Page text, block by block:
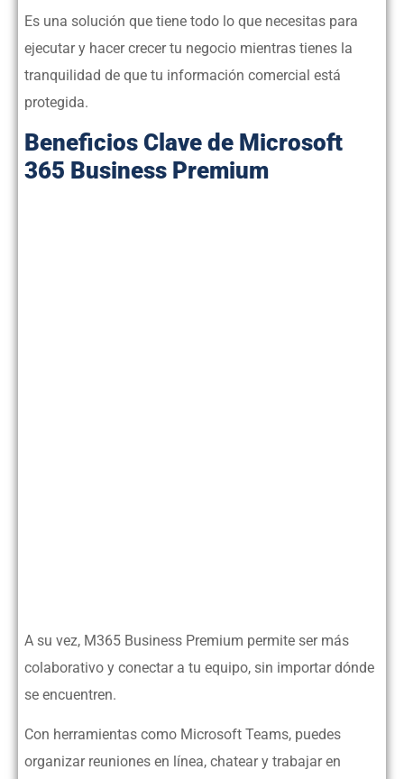
Es una solución que tiene todo lo que necesitas para
ejecutar y hacer crecer tu negocio mientras tienes la
tranquilidad de que tu información comercial está
protegida.
Beneficios Clave de Microsoft
365 Business Premium
A su vez, M365 Business Premium permite ser más
colaborativo y conectar a tu equipo, sin importar dónde
se encuentren.
Con herramientas como Microsoft Teams, puedes
organizar reuniones en línea, chatear y trabajar en